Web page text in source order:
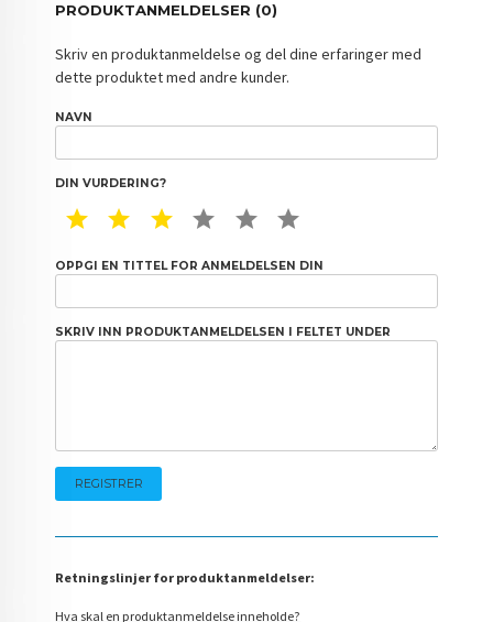
PRODUKTANMELDELSER (0)
Skriv en produktanmeldelse og del dine erfaringer med
dette produktet med andre kunder.
NAVN
DIN VURDERING?
1 STAR2 STAR3 STAR4 STAR5 STAR
OPPGI EN TITTEL FOR ANMELDELSEN DIN
SKRIV INN PRODUKTANMELDELSEN I FELTET UNDER
Retningslinjer for produktanmeldelser:
Hva skal en produktanmeldelse inneholde?